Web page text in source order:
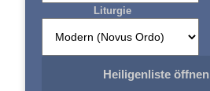
Liturgie
Heiligenliste öffnen